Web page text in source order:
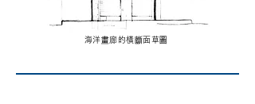
海洋畫廊的橫斷面草圖